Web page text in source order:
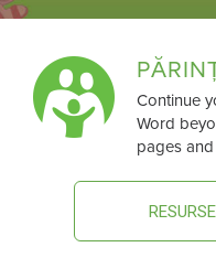
Continue
Word
pages